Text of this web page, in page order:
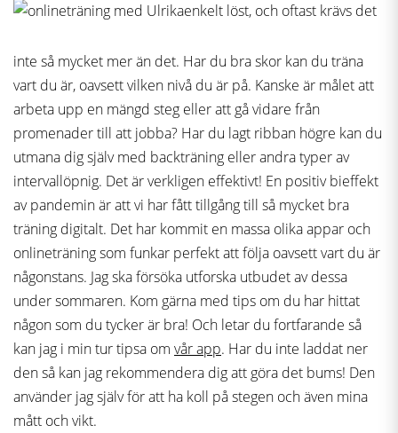
enkelt löst, och oftast krävs det
inte så mycket mer än det. Har du bra skor kan du träna
vart du är, oavsett vilken nivå du är på. Kanske är målet att
arbeta upp en mängd steg eller att gå vidare från
promenader till att jobba? Har du lagt ribban högre kan du
utmana dig själv med backträning eller andra typer av
intervallöpnig. Det är verkligen effektivt! En positiv bieffekt
av pandemin är att vi har fått tillgång till så mycket bra
träning digitalt. Det har kommit en massa olika appar och
onlineträning som funkar perfekt att följa oavsett vart du är
någonstans. Jag ska försöka utforska utbudet av dessa
under sommaren. Kom gärna med tips om du har hittat
någon som du tycker är bra! Och letar du fortfarande så
kan jag i min tur tipsa om vår app. Har du inte laddat ner
den så kan jag rekommendera dig att göra det bums! Den
använder jag själv för att ha koll på stegen och även mina
mått och vikt.